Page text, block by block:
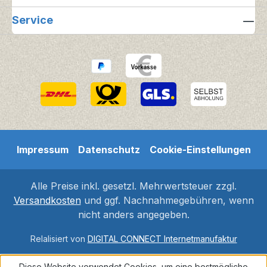
Service
Impressum Datenschutz Cookie-Einstellungen
Alle Preise inkl. gesetzl. Mehrwertsteuer zzgl.
Versandkostenund ggf. Nachnahmegebühren, wenn
nicht anders angegeben.
Relalisiert von DIGITAL CONNECT Internetmanufaktur